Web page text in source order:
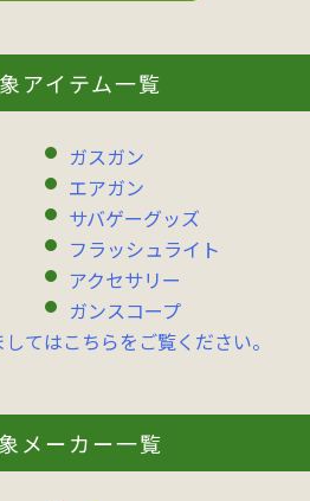
アイテム一覧
ガスガン
エアガン
サバゲーグッズ
フラッシュライト
アクセサリー
ガンスコープ
てはこちらをご覧ください。
メーカー一覧